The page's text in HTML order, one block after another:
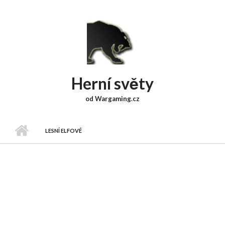
Herní světy
od Wargaming.cz
LESNÍ ELFOVÉ